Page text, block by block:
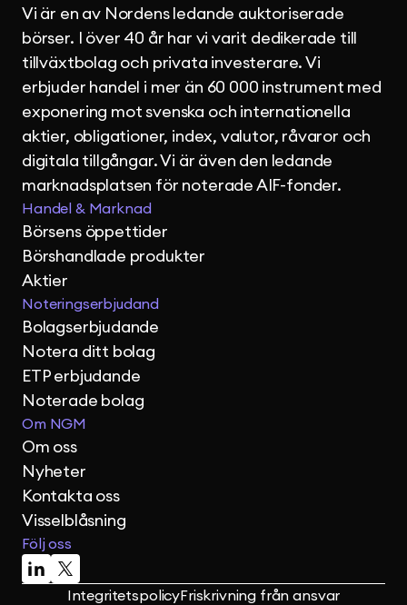
Vi är en av Nordens ledande auktoriserade
börser. I över 40 år har vi varit dedikerade till
tillväxtbolag och privata investerare. Vi
erbjuder handel i mer än 60 000 instrument med
exponering mot svenska och internationella
aktier, obligationer, index, valutor, råvaror och
digitala tillgångar. Vi är även den ledande
marknadsplatsen för noterade AIF-fonder.
Handel & Marknad
Börsens öppettider
Börshandlade produkter
Aktier
Noteringserbjudand
Bolagserbjudande
Notera ditt bolag
ETP erbjudande
Noterade bolag
Om NGM
Om oss
Nyheter
Kontakta oss
Visselblåsning
Följ oss
IntegritetspolicyFriskrivning från ansvar